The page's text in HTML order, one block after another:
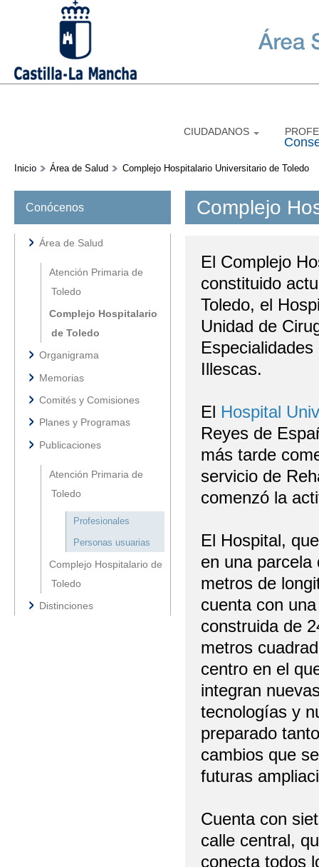
CIUDADANOS
Inicio Área de Salud Complejo Hospitalario Universitario de Toledo
Conócenos
Área de Salud
Atención Primaria de
Toledo
Complejo Hospitalario
de Toledo
Organigrama
Memorias
Comités y Comisiones
Planes y Programas
Publicaciones
Atención Primaria de
Toledo
Profesionales
Personas usuarias
Complejo Hospitalario de
Toledo
Distinciones
Complejo
El Complejo
constituido
Toledo, el
Unidad de
Illescas.
El Hospital
Reyes de
más tarde
servicio de
comenzó la
El Hospital,
en una parcela
metros de
cuenta con
construida de
metros
centro en el
integran
tecnologías y
preparado
cambios que
futuras
Cuenta con
calle central,
conecta todos